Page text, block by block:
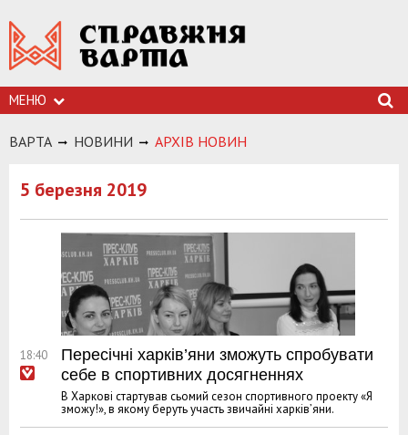
МЕНЮ
ВАРТА НОВИНИ АРХIВ НОВИН
5 березня 2019
18:40
Пересічні харків’яни зможуть спробувати
себе в спортивних досягненнях
В Харкові стартував сьомий сезон спортивного проекту «Я
зможу!», в якому беруть участь звичайні харків’яни.